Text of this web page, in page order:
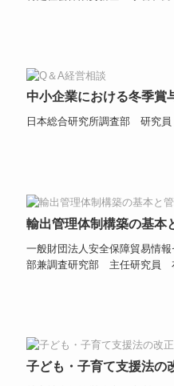
中小企業における冬季賞
日本総合研究所調査部 研究
輸出管理体制構築の基本
一般財団法人安全保障貿易情
部兼調査研究部 主任研究員
子ども・子育て支援法の